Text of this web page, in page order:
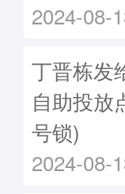
2024-08-
丁晋栋发
自助投放
号锁)
2024-08-